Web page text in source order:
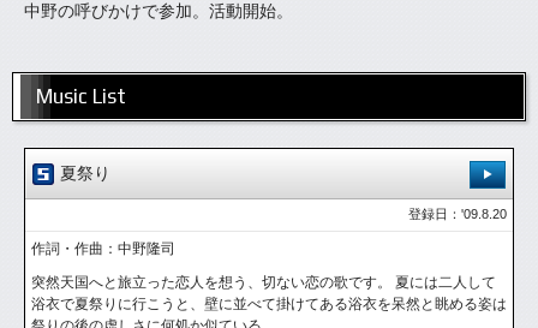
中野の呼びかけで参加。活動開始。
Music List
夏祭り
登録日：'09.8.20
作詞・作曲：中野隆司
突然天国へと旅立った恋人を想う、切ない恋の歌です。 夏には二人して
浴衣で夏祭りに行こうと、壁に並べて掛けてある浴衣を呆然と眺める姿は